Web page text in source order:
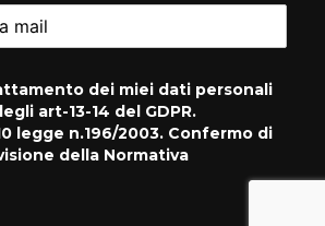
dei miei dati personali
art-13-14 del GDPR.
legge n.196/2003. Confermo di
della Normativa